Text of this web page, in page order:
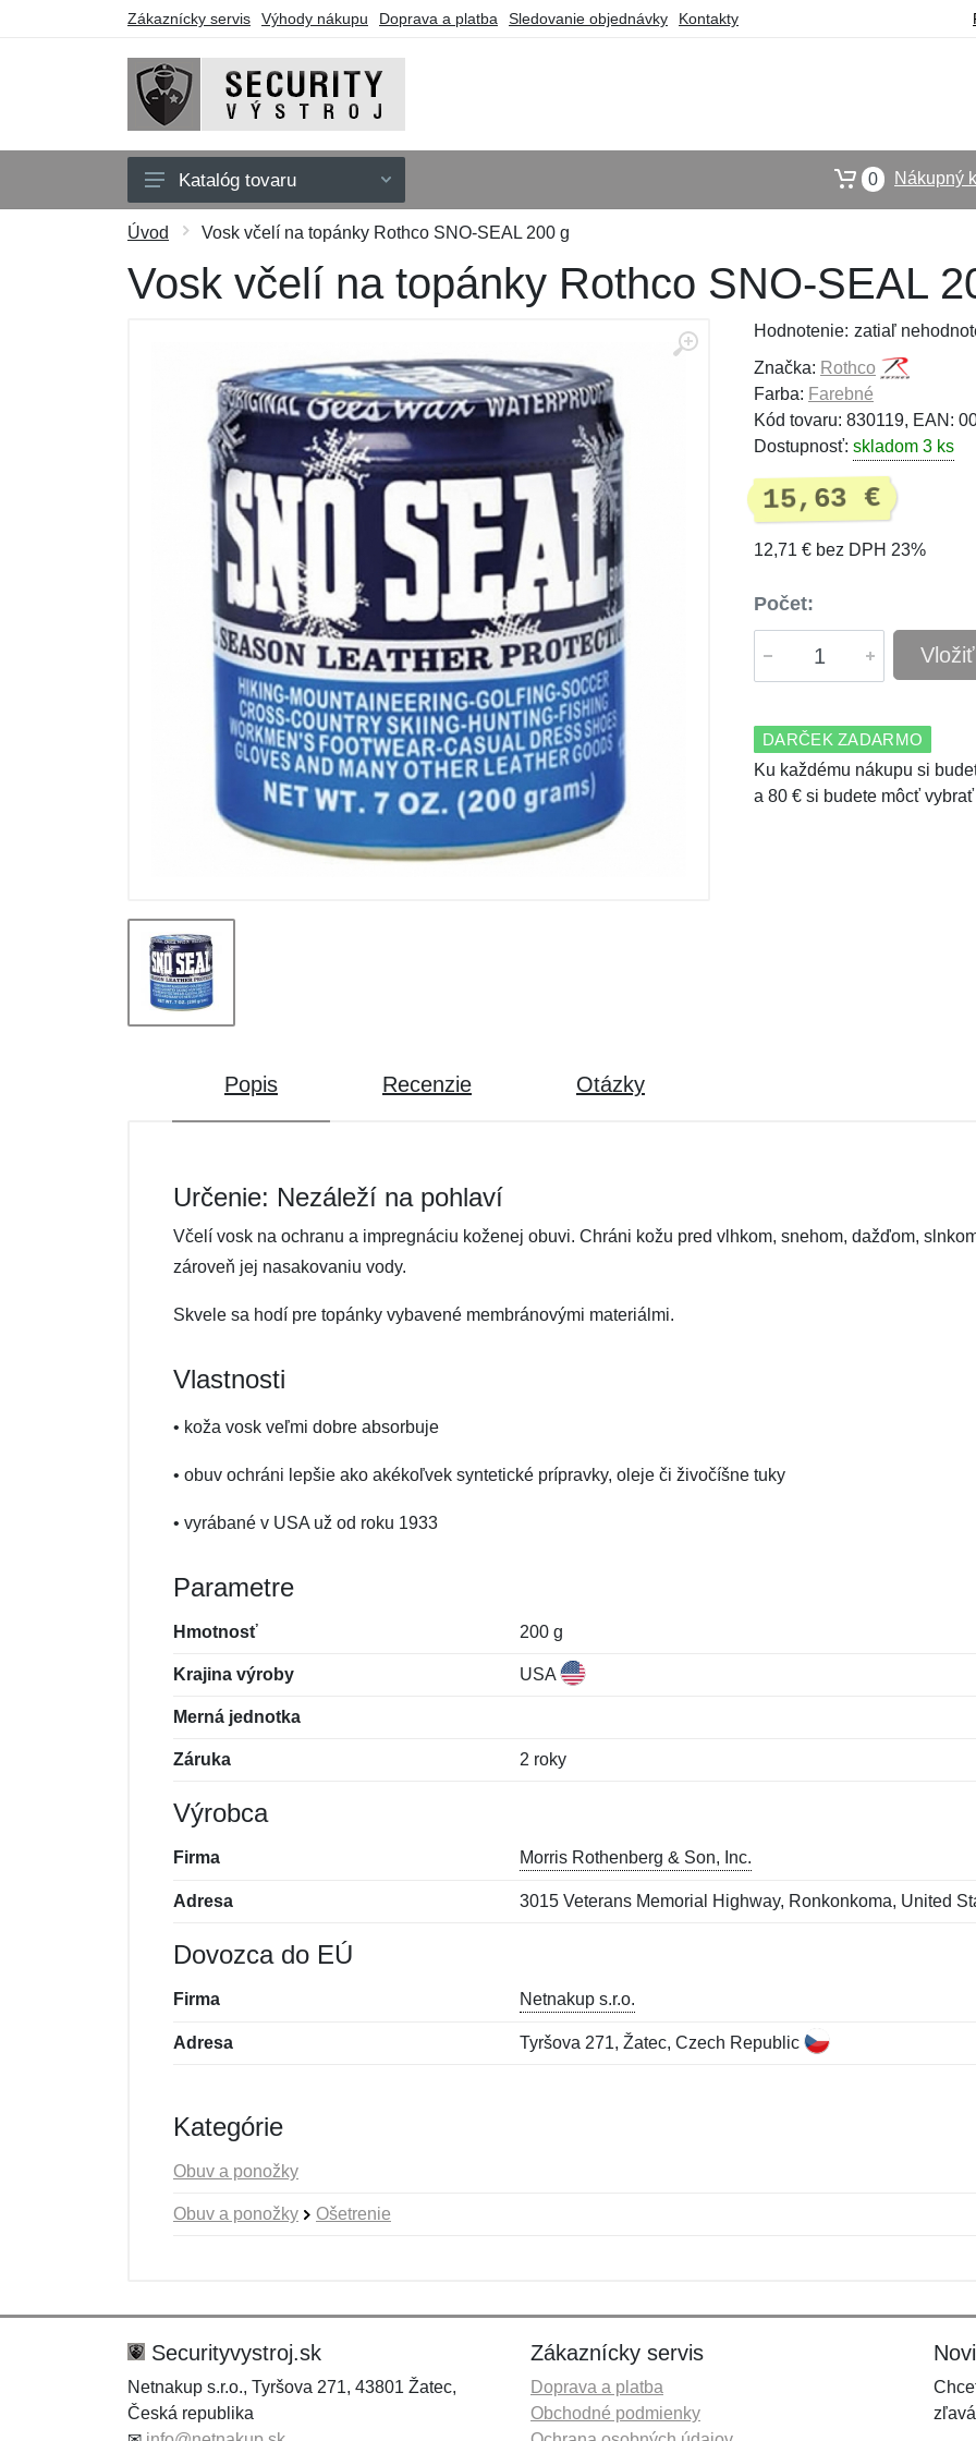
Zákaznícky servis Výhody nákupu Doprava a platba Sledovanie objednávky Kontakty
Oblečenie
Doplnky
Obranné nástroje
Darčekové poukazy
Výpredaj
Katalóg tovaru 0 Nákupný
Úvod Vosk včelí na topánky Rothco SNO-SEAL 200 g
Vosk včelí na topánky Rothco SNO-SEAL
Hodnotenie: zatiaľ
Značka: Rothco
Farba: Farebné
Kód tovaru: 830119, EAN:
Dostupnosť: skladom 3 ks
15,63 €
12,71 € bez DPH 23%
Počet:
DARČEK ZADARMO
Ku každému nákupu si
a 80 € si budete môcť
Popis Recenzie Otázky
Určenie: Nezáleží na pohlaví
Včelí vosk na ochranu a impregnáciu koženej obuvi. Chráni kožu pred vlhkom, snehom, dažďom,
zároveň jej nasakovaniu vody.
Skvele sa hodí pre topánky vybavené membránovými materiálmi.
Vlastnosti
• koža vosk veľmi dobre absorbuje
• obuv ochráni lepšie ako akékoľvek syntetické prípravky, oleje či živočíšne tuky
• vyrábané v USA už od roku 1933
Parametre
Hmotnosť 200 g
Krajina výroby USA
Merná jednotka
Záruka 2 roky
Výrobca
Firma Morris Rothenberg & Son, Inc.
Adresa 3015 Veterans Memorial Highway, Ronkonkoma, United
Dovozca do EÚ
Firma Netnakup s.r.o.
Adresa Tyršova 271, Žatec, Czech Republic
Kategórie
Obuv a ponožky
Obuv a ponožky Ošetrenie
Správa*
Správa*
Securityvystroj.sk
Netnakup s.r.o., Tyršova 271, 43801 Žatec,
Česká republika
Zákaznícky servis
Doprava a platba
Obchodné podmienky